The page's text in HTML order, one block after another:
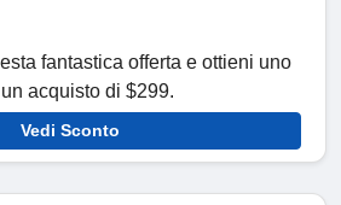
fantastica offerta e ottieni uno
acquisto di $299.
Vedi Sconto